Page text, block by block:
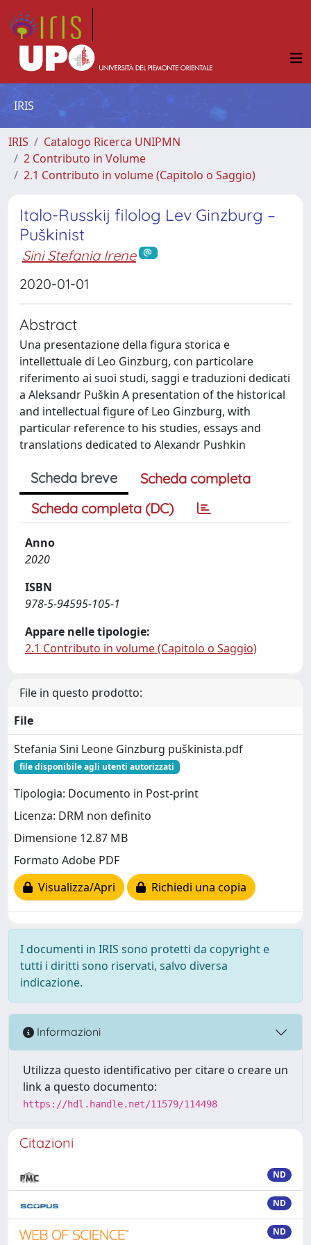
IRIS
IRIS
Catalogo Ricerca UNIPMN
2 Contributo in Volume
2.1 Contributo in volume (Capitolo o Saggio)
Italo-Russkij filolog Lev Ginzburg –
Puškinist
Sini Stefania Irene
2020-01-01
Abstract
Una presentazione della figura storica e
intellettuale di Leo Ginzburg, con particolare
riferimento ai suoi studi, saggi e traduzioni dedicati
a Aleksandr Puškin A presentation of the historical
and intellectual figure of Leo Ginzburg, with
particular reference to his studies, essays and
translations dedicated to Alexandr Pushkin
Scheda breve
Scheda completa
Scheda completa (DC)
Anno
2020
ISBN
978-5-94595-105-1
Appare nelle tipologie:
2.1 Contributo in volume (Capitolo o Saggio)
File in questo prodotto:
File
Stefania Sini Leone Ginzburg puškinista.pdf
file disponibile agli utenti autorizzati
Tipologia: Documento in Post-print
Licenza: DRM non definito
Dimensione 12.87 MB
Formato Adobe PDF
Visualizza/Apri
Richiedi una copia
I documenti in IRIS sono protetti da copyright e
tutti i diritti sono riservati, salvo diversa
indicazione.
Informazioni
Utilizza questo identificativo per citare o creare un
link a questo documento:
https://hdl.handle.net/11579/114498
Citazioni
ND
ND
ND